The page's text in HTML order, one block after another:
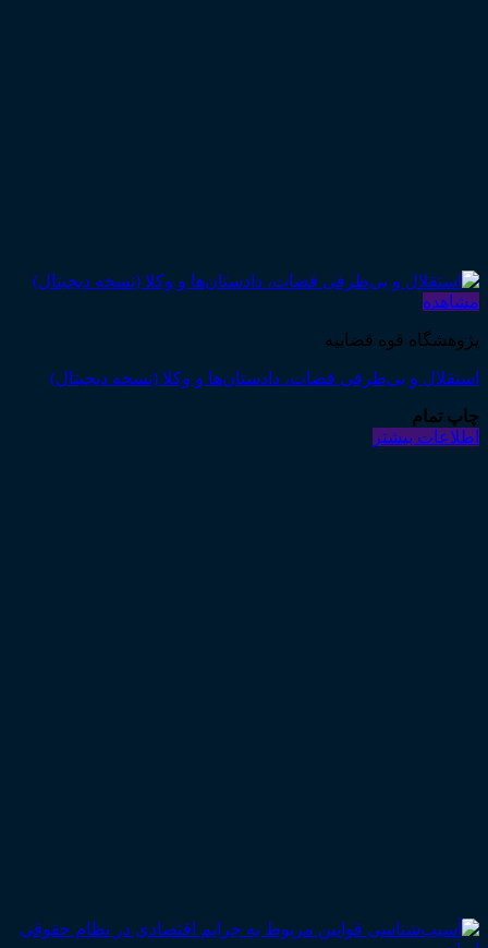
مشاهده
پژوهشگاه قوه قضاییه
استقلال و بی‌طرفی قضات، دادستان‌ها و وکلا (نسخه دیجیتال)
چاپ تمام
اطلاعات بیشتر